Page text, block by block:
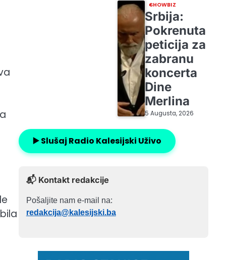
SHOWBIZ
Srbija:
Pokrenuta
peticija za
zabranu
koncerta
Dine
Merlina
5 Augusta, 2026
▶️ Slušaj Radio Kalesijski Uživo
📬 Kontakt redakcije
Pošaljite nam e-mail na:
redakcija@kalesijski.ba